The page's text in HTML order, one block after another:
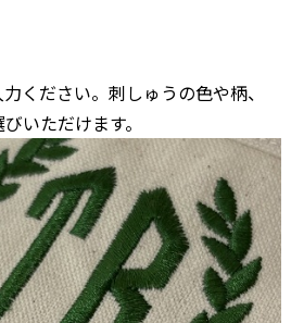
ください。刺しゅうの色や柄、
いただけます。